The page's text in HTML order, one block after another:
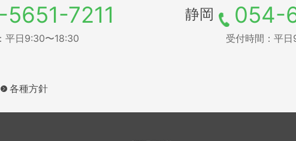
7211
平日9:30〜18:30
静岡 054-
受付時間：平
各種方針